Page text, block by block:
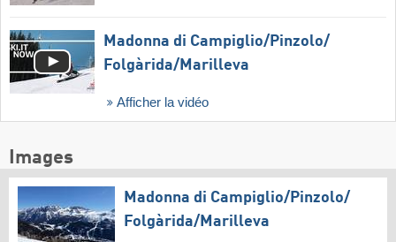
Madonna di Campiglio/​Pinzolo/​
Folgàrida/​Marilleva
Afficher la vidéo
Images
Madonna di Campiglio/​Pinzolo/​
Folgàrida/​Marilleva